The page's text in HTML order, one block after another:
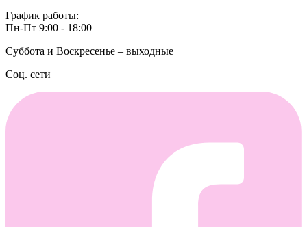
График работы:
Пн-Пт 9:00 - 18:00
Суббота и Воскресенье – выходные
Соц. сети